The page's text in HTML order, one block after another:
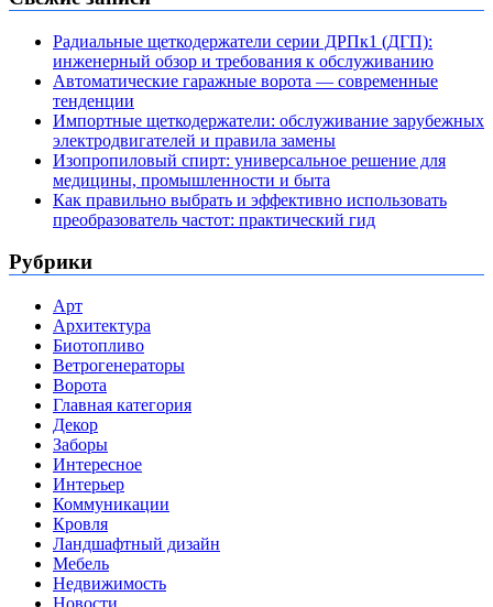
Радиальные щеткодержатели серии ДРПк1 (ДГП):
инженерный обзор и требования к обслуживанию
Автоматические гаражные ворота — современные
тенденции
Импортные щеткодержатели: обслуживание зарубежных
электродвигателей и правила замены
Изопропиловый спирт: универсальное решение для
медицины, промышленности и быта
Как правильно выбрать и эффективно использовать
преобразователь частот: практический гид
Рубрики
Арт
Архитектура
Биотопливо
Ветрогенераторы
Ворота
Главная категория
Декор
Заборы
Интересное
Интерьер
Коммуникации
Кровля
Ландшафтный дизайн
Мебель
Недвижимость
Новости